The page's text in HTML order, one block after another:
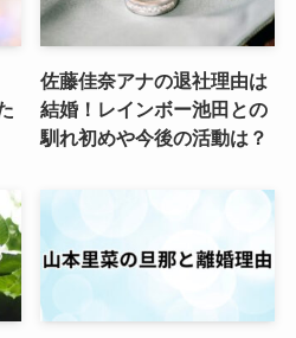
佐藤佳奈アナの退社理由は
結婚！レインボー池田との
馴れ初めや今後の活動は？